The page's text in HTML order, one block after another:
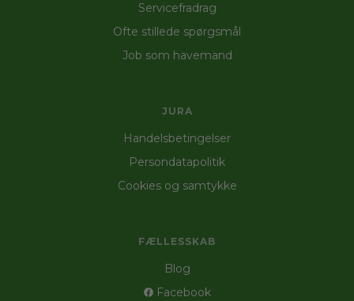
Servicefradrag
Ofte stillede spørgsmål
Job som havemand
JURA
Handelsbetingelser
Persondatapolitik
Cookies og samtykke
FÆLLESSKAB
Blog
Facebook